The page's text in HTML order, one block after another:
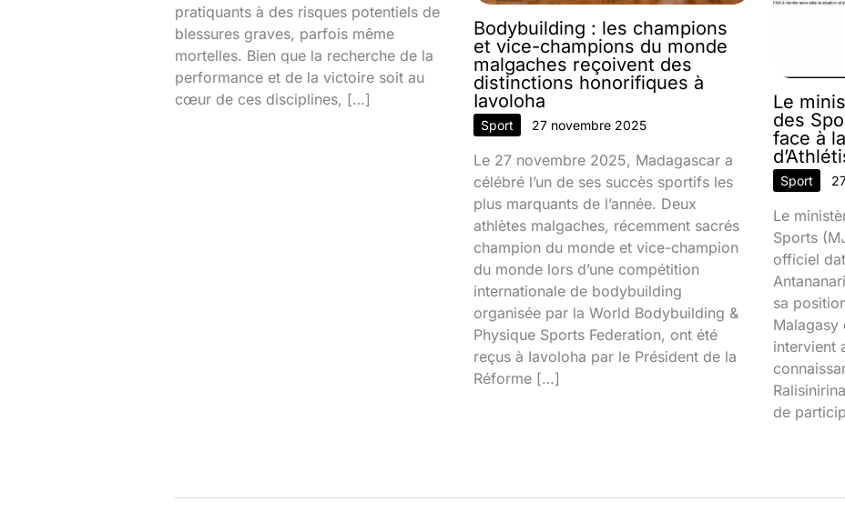
pratiquants à des risques potentiels de
blessures graves, parfois même
mortelles. Bien que la recherche de la
performance et de la victoire soit au
cœur de ces disciplines, […]
Bodybuilding : les champions
et vice-champions du monde
malgaches reçoivent des
distinctions honorifiques à
Iavoloha
Sport 27 novembre 2025
Le 27 novembre 2025, Madagascar a
célébré l’un de ses succès sportifs les
plus marquants de l’année. Deux
athlètes malgaches, récemment sacrés
champion du monde et vice-champion
du monde lors d’une compétition
internationale de bodybuilding
organisée par la World Bodybuilding &
Physique Sports Federation, ont été
reçus à Iavoloha par le Président de la
Réforme […]
Le
des
face à
Sport
Le
Sports
officiel
sa
Malagasy
intervient
de